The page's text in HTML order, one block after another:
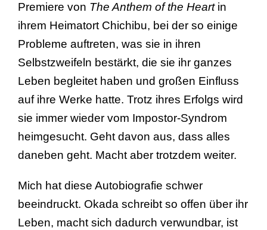
Premiere von The Anthem of the Heartin
ihrem Heimatort Chichibu, bei der so einige
Probleme auftreten, was sie in ihren
Selbstzweifeln bestärkt, die sie ihr ganzes
Leben begleitet haben und großen Einfluss
auf ihre Werke hatte. Trotz ihres Erfolgs wird
sie immer wieder vom Impostor-Syndrom
heimgesucht. Geht davon aus, dass alles
daneben geht. Macht aber trotzdem weiter.
Mich hat diese Autobiografie schwer
beeindruckt. Okada schreibt so offen über ihr
Leben, macht sich dadurch verwundbar, ist